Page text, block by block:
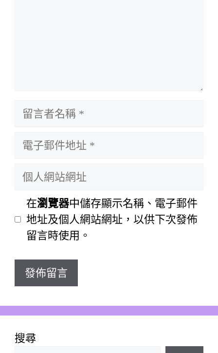
留
者
稱
電
郵
址
個
站
在瀏覽器中儲存顯示名稱、電子郵件
地址及個人網站網址，以供下次發佈
留言時使用。
搜尋